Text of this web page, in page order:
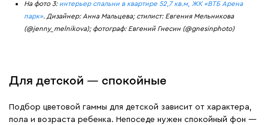
На фото 3: интерьер спальни в квартире 52,7 кв.м, ЖК «ВТБ Арена
парк». Дизайнер: Анна Мальцева; стилист: Евгения Мельникова
(@jenny_melnikova); фотограф: Евгений Гнесин (@gnesinphoto)
Для детской — спокойные
Подбор цветовой гаммы для детской зависит от характера,
пола и возраста ребенка. Непоседе нужен спокойный фон —